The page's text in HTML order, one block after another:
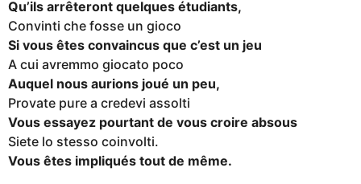
Qu’ils arrêteront quelques étudiants,
Convinti che fosse un gioco
Si vous êtes convaincus que c’est un jeu
A cui avremmo giocato poco
Auquel nous aurions joué un peu,
Provate pure a credevi assolti
Vous essayez pourtant de vous croire absous
Siete lo stesso coinvolti.
Vous êtes impliqués tout de même.